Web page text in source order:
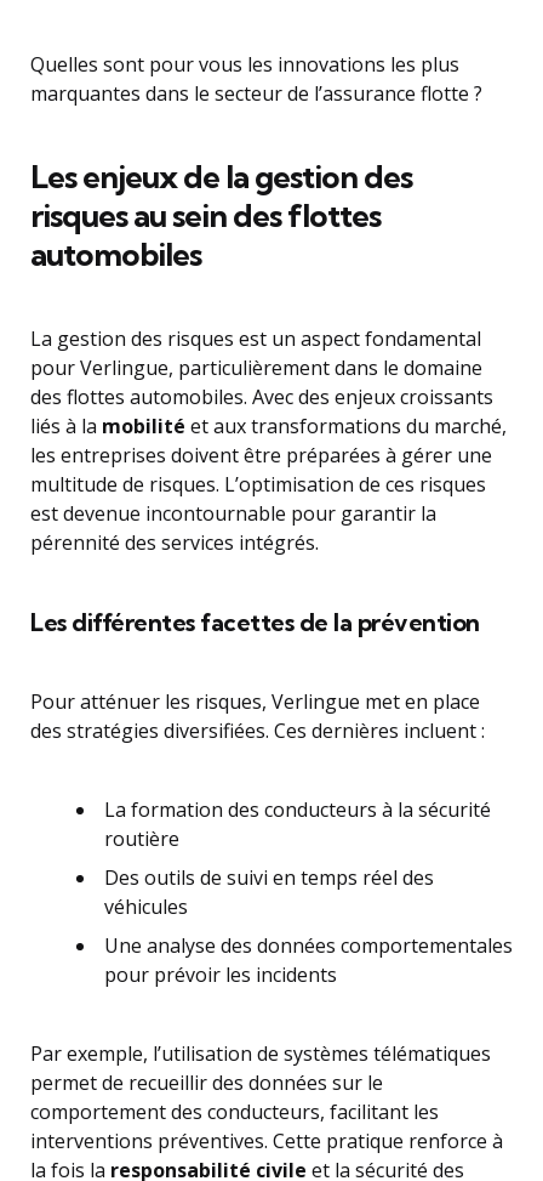
Quelles sont pour vous les innovations les plus
marquantes dans le secteur de l’assurance flotte ?
Les enjeux de la gestion des
risques au sein des flottes
automobiles
La gestion des risques est un aspect fondamental
pour Verlingue, particulièrement dans le domaine
des flottes automobiles. Avec des enjeux croissants
liés à la mobilité et aux transformations du marché,
les entreprises doivent être préparées à gérer une
multitude de risques. L’optimisation de ces risques
est devenue incontournable pour garantir la
pérennité des services intégrés.
Les différentes facettes de la prévention
Pour atténuer les risques, Verlingue met en place
des stratégies diversifiées. Ces dernières incluent :
La formation des conducteurs à la sécurité
routière
Des outils de suivi en temps réel des
véhicules
Une analyse des données comportementales
pour prévoir les incidents
Par exemple, l’utilisation de systèmes télématiques
permet de recueillir des données sur le
comportement des conducteurs, facilitant les
interventions préventives. Cette pratique renforce à
la fois la responsabilité civile et la sécurité des